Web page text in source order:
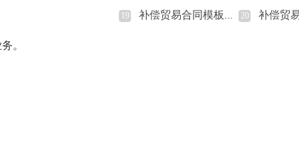
。
19 补偿贸易合同模板集锦六篇 20 补偿贸易